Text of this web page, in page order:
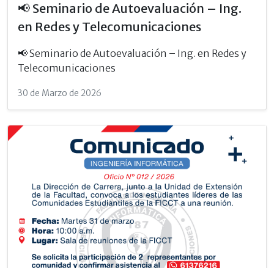
📢 Seminario de Autoevaluación – Ing.
en Redes y Telecomunicaciones
📢 Seminario de Autoevaluación – Ing. en Redes y
Telecomunicaciones
30 de Marzo de 2026